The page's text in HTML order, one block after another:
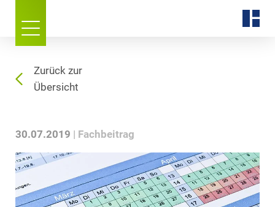
Zurück zur
Übersicht
30.07.2019 Fachbeitrag